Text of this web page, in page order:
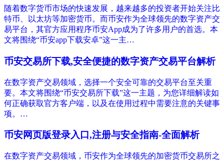
随着数字货币市场的快速发展，越来越多的投资者开始关注比
特币、以太坊等加密货币。而币安作为全球领先的数字资产交
易平台，其官方应用程序币安App成为了许多用户的首选。本
文将围绕“币安app下载安卓”这一主…
币安交易所下载,安全便捷的数字资产交易平台解析
在数字资产交易领域，选择一个安全可靠的交易平台至关重
要。本文将围绕“币安交易所下载”这一主题，为您详细解读如
何正确获取官方客户端，以及在使用过程中需要注意的关键事
项。…
币安网页版登录入口,注册与安全指南-全面解析
在数字资产交易领域，币安作为全球领先的加密货币交易所之